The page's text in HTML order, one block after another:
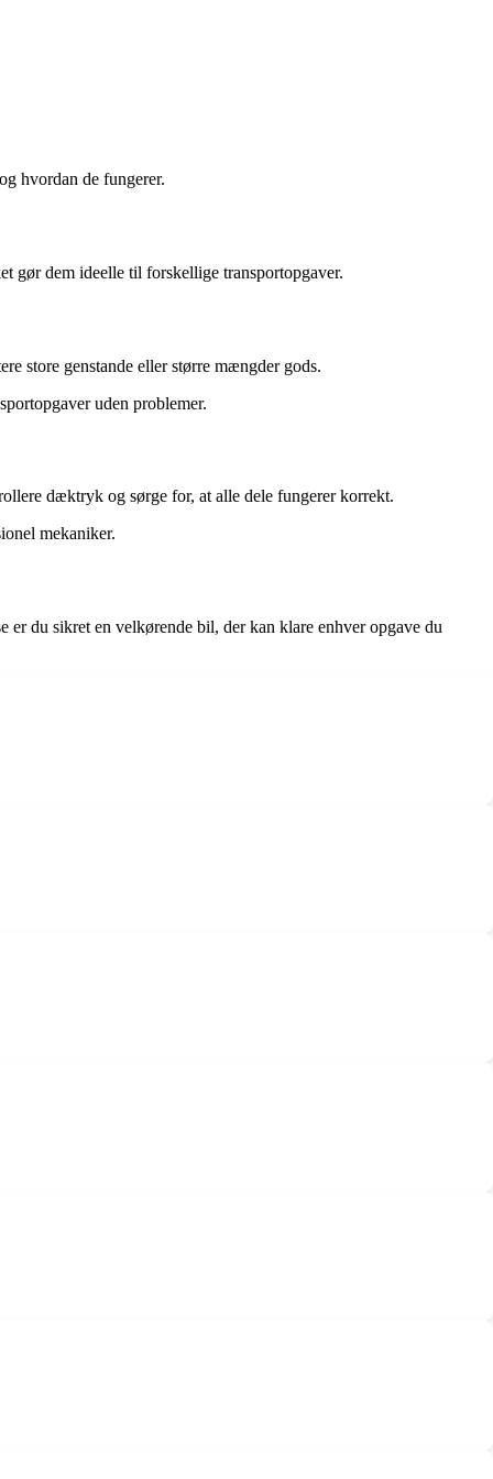
hvordan de fungerer.
gør dem ideelle til forskellige transportopgaver.
store genstande eller større mængder gods.
uden problemer.
dæktryk og sørge for, at alle dele fungerer korrekt.
mekaniker.
du sikret en velkørende bil, der kan klare enhver opgave du